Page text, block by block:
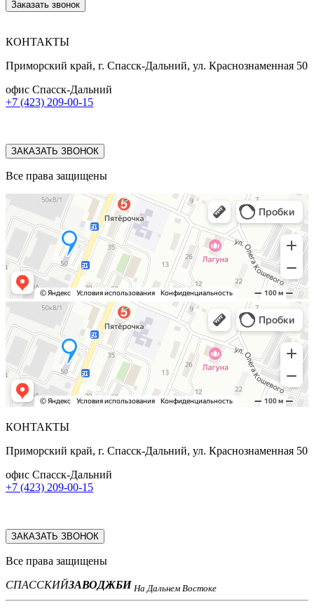
Заказать звонок
КОНТАКТЫ
Приморский край, г. Спасск-Дальний, ул. Краснознаменная 50
офис Спасск-Дальний
+7 (423) 209-00-15
ЗАКАЗАТЬ ЗВОНОК
Все права защищены
КОНТАКТЫ
Приморский край, г. Спасск-Дальний, ул. Краснознаменная 50
офис Спасск-Дальний
+7 (423) 209-00-15
ЗАКАЗАТЬ ЗВОНОК
Все права защищены
СПАССКИЙЗАВОДЖБИ На Дальнем Востоке